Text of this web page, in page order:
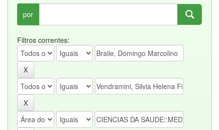
por
Filtros correntes: